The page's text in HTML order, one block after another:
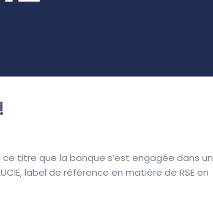
ce titre que la banque s’est engagée dans un
label de référence en matière de RSE en